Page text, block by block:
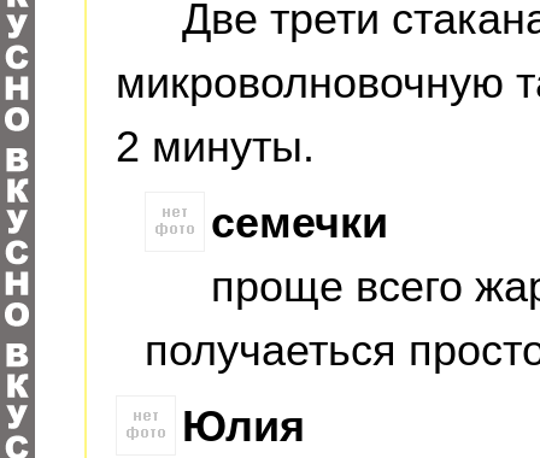
Две трети
микроволновочную
2 минуты.
семечки
проще всего
получаеться
Юлия